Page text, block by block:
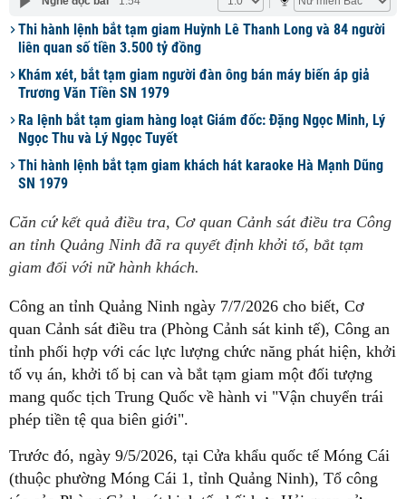
Thi hành lệnh bắt tạm giam Huỳnh Lê Thanh Long và 84 người
liên quan số tiền 3.500 tỷ đồng
Khám xét, bắt tạm giam người đàn ông bán máy biến áp giả
Trương Văn Tiền SN 1979
Ra lệnh bắt tạm giam hàng loạt Giám đốc: Đặng Ngọc Minh, Lý
Ngọc Thu và Lý Ngọc Tuyết
Thi hành lệnh bắt tạm giam khách hát karaoke Hà Mạnh Dũng
SN 1979
Căn cứ kết quả điều tra, Cơ quan Cảnh sát điều tra Công
an tỉnh Quảng Ninh đã ra quyết định khởi tố, bắt tạm
giam đối với nữ hành khách.
Công an tỉnh Quảng Ninh ngày 7/7/2026 cho biết, Cơ
quan Cảnh sát điều tra (Phòng Cảnh sát kinh tế), Công an
tỉnh phối hợp với các lực lượng chức năng phát hiện, khởi
tố vụ án, khởi tố bị can và bắt tạm giam một đối tượng
mang quốc tịch Trung Quốc về hành vi "Vận chuyển trái
phép tiền tệ qua biên giới".
Trước đó, ngày 9/5/2026, tại Cửa khẩu quốc tế Móng Cái
(thuộc phường Móng Cái 1, tỉnh Quảng Ninh), Tổ công